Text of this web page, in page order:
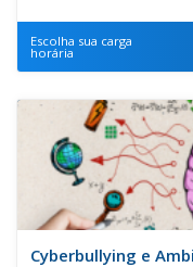
Escolha sua carga
horária
Cyberbullying e